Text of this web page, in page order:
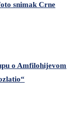
snimak Crne
o Amfilohijevom